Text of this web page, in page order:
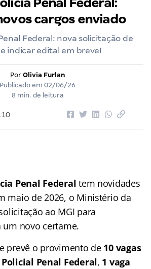
cargos enviado
Federal: nova solicitação de
indicar edital em breve!
Por Olivia Furlan
Publicado em 02/06/26
8 min. de leitura
Penal Federal tem novidades
maio de 2026, o Ministério da
ao MGI para
um novo certame.
prevê o provimento de 10 vagas
Penal Federal, 1 vaga